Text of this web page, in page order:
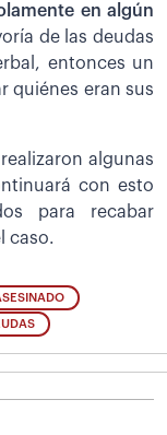
en algún
de las deudas
entonces un
quiénes eran sus
algunas
con esto
para recabar
caso.